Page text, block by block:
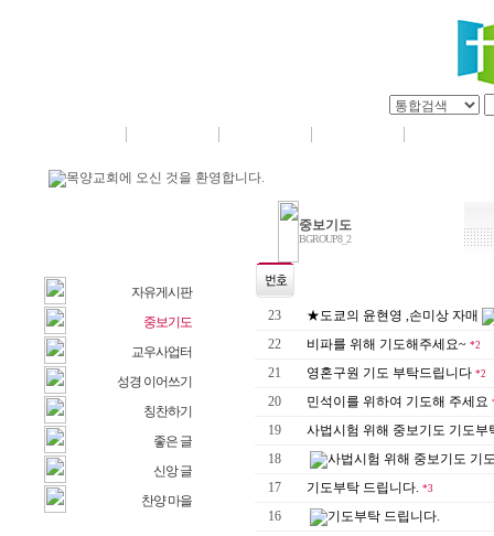
목양교회에 오신 것을 환영합니다.
자유게시판
중보기도
교우사업터
성경 이어쓰기
칭찬하기
좋은 글
신앙 글
찬양 마을
중보기도
BGROUP8_2
23
★도쿄의 윤현영 ,손미상 자매
22
비파를 위해 기도해주세요~ *2
21 영혼구원 기도 부탁드립니다 *2
20 민석이를 위하여 기도해 주세요
19
사법시험 위해 중보기도 기도부
18
사법시험 위해 중보기도 기
17
기도부탁 드립니다. *3
16
기도부탁 드립니다.